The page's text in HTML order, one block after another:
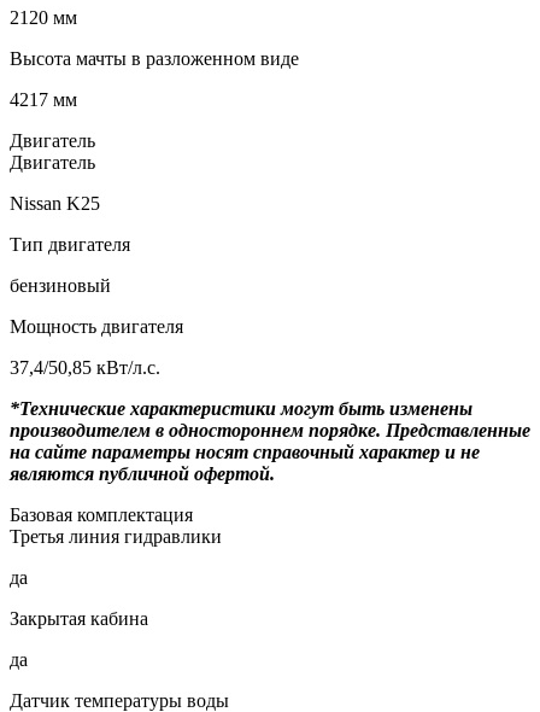
2120 мм
Высота мачты в разложенном виде
4217 мм
Двигатель
Двигатель
Nissan K25
Тип двигателя
бензиновый
Мощность двигателя
37,4/50,85 кВт/л.с.
*Технические характеристики могут быть изменены
производителем в одностороннем порядке. Представленные
на сайте параметры носят справочный характер и не
являются публичной офертой.
Базовая комплектация
Третья линия гидравлики
да
Закрытая кабина
да
Датчик температуры воды